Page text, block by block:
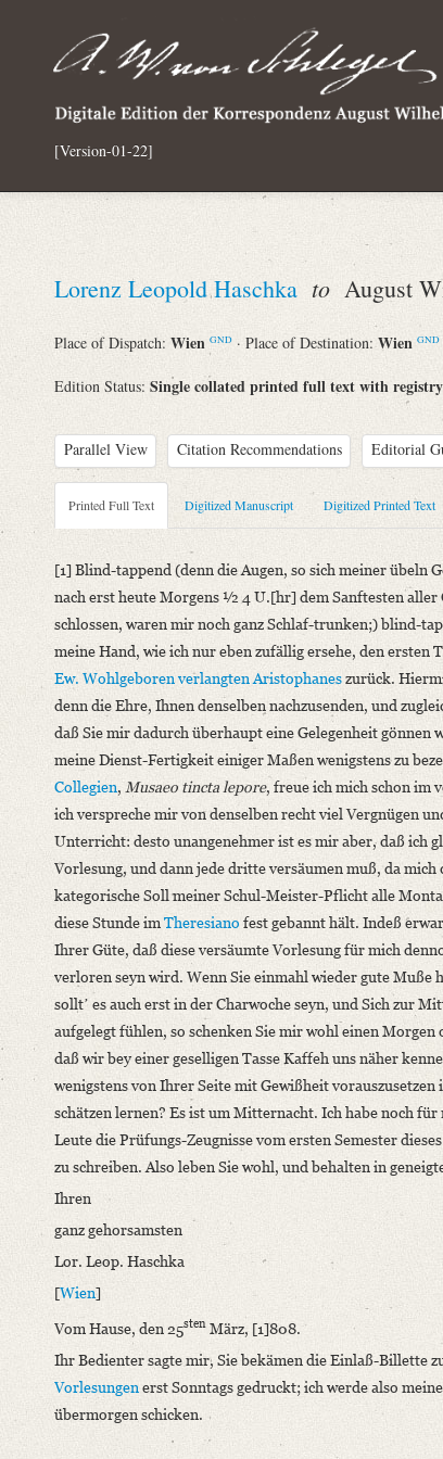
[Version-01-22]
Lorenz Leopold Haschka to August
Place of Dispatch: Wien GND · Place of Destination:Wien GND
Edition Status: Single collated printed full text with
Parallel View Citation Recommendations Editorial
Metadata Concerning Header
Sender: Lorenz Leopold Haschka
Recipient: August Wilhelm von Schlegel
Place of Dispatch: Wien
Place of Destination: Wien
Date: 25.03.1808
Notations: Empfangsort erschlossen.
Printed Text
Provider: Dresden, Sächsische Landesbibliothek -
OAI Id: 335976727
Bibliography: Krisenjahre der Frühromantik. Briefe
Incipit: „[1] Blind-tappend (denn die Augen, so sich
Manuscript
Provider: Dresden, Sächsische Landesbibliothek -
OAI Id: APP2712-Bd-3
Classification Number: Mscr.Dresd.App.2712,A,8,6
Number of Pages: 2 S., hs. m. U.
Format: 17,9 x 11,4 cm
Language
German
Latin
Printed Full Text Digitized Manuscript Digitized Printed Text
[1] Blind-tappend (denn die Augen, so sich meiner übeln
nach erst heute Morgens ½ 4 U.[hr] dem Sanftesten aller
schlossen, waren mir noch ganz Schlaf-trunken;) blind-
meine Hand, wie ich nur eben zufällig ersehe, den ersten
Ew. Wohlgeboren verlangtenAristophaneszurück.
denn die Ehre, Ihnen denselben nachzusenden, und
daß Sie mir dadurch überhaupt eine Gelegenheit gönnen
meine Dienst-Fertigkeit einiger Maßen wenigstens zu
Collegien, Musaeo tincta lepore, freue ich mich schon im
ich verspreche mir von denselben recht viel Vergnügen
Unterricht: desto unangenehmer ist es mir aber, daß ich
Vorlesung, und dann jede dritte versäumen muß, da mich
kategorische Soll meiner Schul-Meister-Pflicht alle
diese Stunde imTheresiano fest gebannt hält. Indeß
Ihrer Güte, daß diese versäumte Vorlesung für mich
verloren seyn wird. Wenn Sie einmahl wieder gute Muße
solltʼ es auch erst in der Charwoche seyn, und Sich zur
aufgelegt fühlen, so schenken Sie mir wohl einen Morgen
daß wir bey einer geselligen Tasse Kaffeh uns näher
wenigstens von Ihrer Seite mit Gewißheit
schätzen lernen? Es ist um Mitternacht. Ich habe noch für
Leute die Prüfungs-Zeugnisse vom ersten Semester
zu schreiben. Also leben Sie wohl, und behalten in
Ihren
ganz gehorsamsten
Lor. Leop. Haschka
[Wien]
Vom Hause, den 25sten März, [1]808.
Ihr Bedienter sagte mir, Sie bekämen die Einlaß-Billette
Vorlesungenerst Sonntags gedruckt; ich werde also
übermorgen schicken.